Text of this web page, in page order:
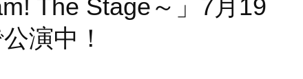
The Stage～」7月19
演中！